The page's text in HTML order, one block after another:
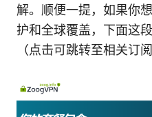
解。顺便一提，如果你
护和全球覆盖，下面这
（点击可跳转至相关订